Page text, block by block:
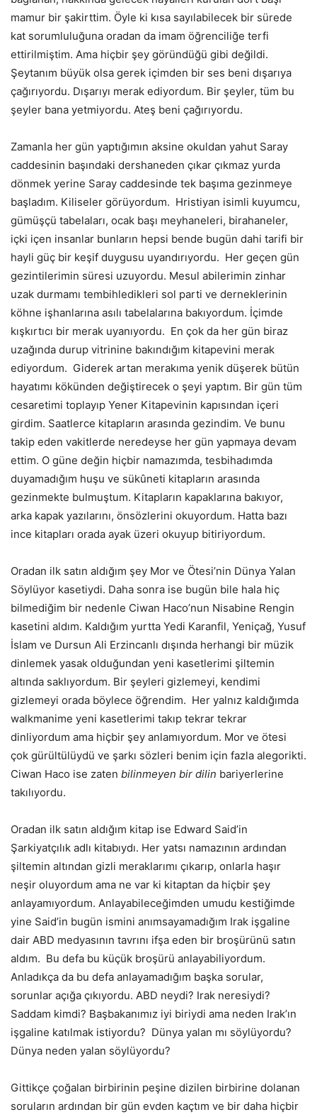
mamur bir şakirttim. Öyle ki kısa sayılabilecek bir sürede
kat sorumluluğuna oradan da imam öğrenciliğe terfi
ettirilmiştim. Ama hiçbir şey göründüğü gibi değildi.
Şeytanım büyük olsa gerek içimden bir ses beni dışarıya
çağırıyordu. Dışarıyı merak ediyordum. Bir şeyler, tüm bu
şeyler bana yetmiyordu. Ateş beni çağırıyordu.
Zamanla her gün yaptığımın aksine okuldan yahut Saray
caddesinin başındaki dershaneden çıkar çıkmaz yurda
dönmek yerine Saray caddesinde tek başıma gezinmeye
başladım. Kiliseler görüyordum. Hristiyan isimli kuyumcu,
gümüşçü tabelaları, ocak başı meyhaneleri, birahaneler,
içki içen insanlar bunların hepsi bende bugün dahi tarifi bir
hayli güç bir keşif duygusu uyandırıyordu. Her geçen gün
gezintilerimin süresi uzuyordu. Mesul abilerimin zinhar
uzak durmamı tembihledikleri sol parti ve derneklerinin
köhne işhanlarına asılı tabelalarına bakıyordum. İçimde
kışkırtıcı bir merak uyanıyordu. En çok da her gün biraz
uzağında durup vitrinine bakındığım kitapevini merak
ediyordum. Giderek artan merakıma yenik düşerek bütün
hayatımı kökünden değiştirecek o şeyi yaptım. Bir gün tüm
cesaretimi toplayıp Yener Kitapevinin kapısından içeri
girdim. Saatlerce kitapların arasında gezindim. Ve bunu
takip eden vakitlerde neredeyse her gün yapmaya devam
ettim. O güne değin hiçbir namazımda, tesbihadımda
duyamadığım huşu ve sükûneti kitapların arasında
gezinmekte bulmuştum. Kitapların kapaklarına bakıyor,
arka kapak yazılarını, önsözlerini okuyordum. Hatta bazı
ince kitapları orada ayak üzeri okuyup bitiriyordum.
Oradan ilk satın aldığım şey Mor ve Ötesi’nin Dünya Yalan
Söylüyor kasetiydi. Daha sonra ise bugün bile hala hiç
bilmediğim bir nedenle Ciwan Haco’nun Nisabine Rengin
kasetini aldım. Kaldığım yurtta Yedi Karanfil, Yeniçağ, Yusuf
İslam ve Dursun Ali Erzincanlı dışında herhangi bir müzik
dinlemek yasak olduğundan yeni kasetlerimi şiltemin
altında saklıyordum. Bir şeyleri gizlemeyi, kendimi
gizlemeyi orada böylece öğrendim. Her yalnız kaldığımda
walkmanime yeni kasetlerimi takıp tekrar tekrar
dinliyordum ama hiçbir şey anlamıyordum. Mor ve ötesi
çok gürültülüydü ve şarkı sözleri benim için fazla alegorikti.
Ciwan Haco ise zaten bilinmeyen bir dilin bariyerlerine
takılıyordu.
Oradan ilk satın aldığım kitap ise Edward Said’in
Şarkiyatçılık adlı kitabıydı. Her yatsı namazının ardından
şiltemin altından gizli meraklarımı çıkarıp, onlarla haşır
neşir oluyordum ama ne var ki kitaptan da hiçbir şey
anlayamıyordum. Anlayabileceğimden umudu kestiğimde
yine Said’in bugün ismini anımsayamadığım Irak işgaline
dair ABD medyasının tavrını ifşa eden bir broşürünü satın
aldım. Bu defa bu küçük broşürü anlayabiliyordum.
Anladıkça da bu defa anlayamadığım başka sorular,
sorunlar açığa çıkıyordu. ABD neydi? Irak neresiydi?
Saddam kimdi? Başbakanımız iyi biriydi ama neden Irak’ın
işgaline katılmak istiyordu? Dünya yalan mı söylüyordu?
Dünya neden yalan söylüyordu?
Gittikçe çoğalan birbirinin peşine dizilen birbirine dolanan
soruların ardından bir gün evden kaçtım ve bir daha hiçbir